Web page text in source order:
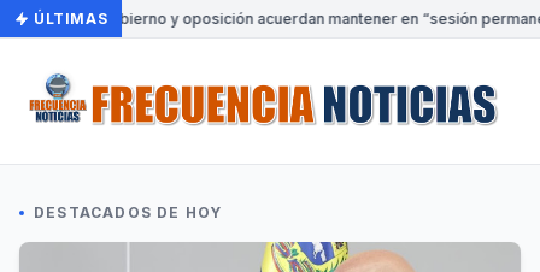
ÚLTIMAS
• Gobierno y oposición acuerdan mantener en “sesión
DESTACADOS DE HOY